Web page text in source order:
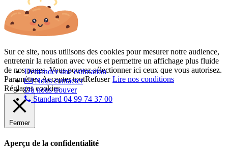
Sur ce site, nous utilisons des cookies pour mesurer notre audience,
entretenir la relation avec vous et permettre un affichage plus fluide
de nos pages. Vous pouvez sélectionner ici ceux que vous autorisez.
Paramètres Accepter toutRefuser Lire nos conditions
Réglages cookies
Fermer
Aperçu de la confidentialité
Demander une estimation
Nous contacter
Où nous trouver
Standard 04 99 74 37 00